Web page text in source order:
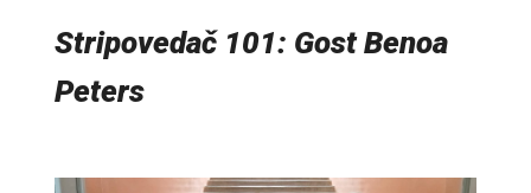
Stripovedač 101: Gost Benoa
Peters